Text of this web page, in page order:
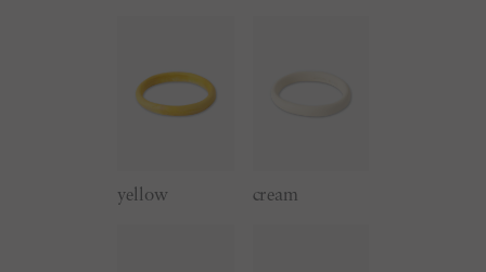
yellow cream